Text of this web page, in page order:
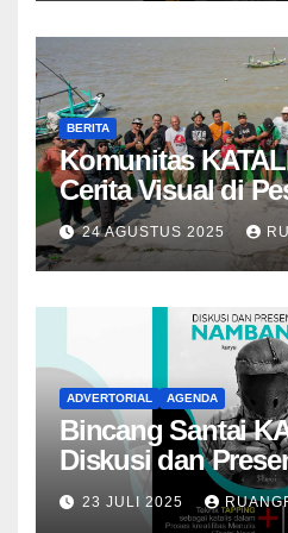
BERITA
Komunitas
Cerita Visual di
Nambangan
24 AGUSTUS 2025
ADVERTORIAL AGENDA
Bincang Santai
Diskusi dan
Foto Nambangan
23 JULI 2025